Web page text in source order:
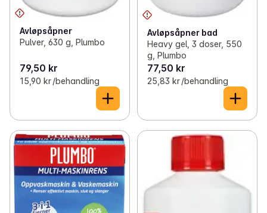
Avløpsåpner
Pulver, 630 g, Plumbo
79,50 kr
15,90 kr /behandling
Avløpsåpner bad
Heavy gel, 3 doser, 550
g, Plumbo
77,50 kr
25,83 kr /behandling